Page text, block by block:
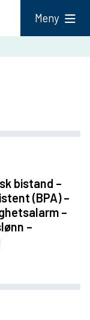
Meny
bistand –
(BPA) –
–
–